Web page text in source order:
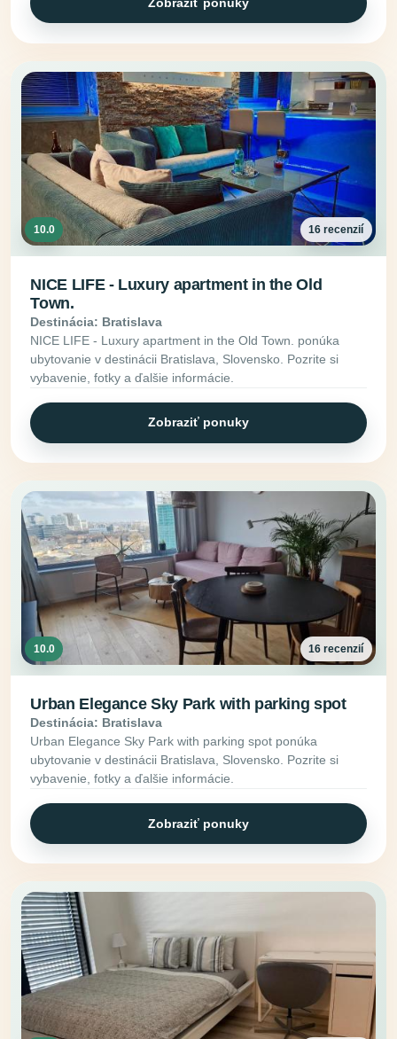
10.0 16 recenzií
NICE LIFE - Luxury apartment in the Old
Town.
Destinácia: Bratislava
NICE LIFE - Luxury apartment in the Old Town. ponúka
ubytovanie v destinácii Bratislava, Slovensko. Pozrite si
vybavenie, fotky a ďalšie informácie.
Zobraziť ponuky
10.0 16 recenzií
Urban Elegance Sky Park with parking spot
Destinácia: Bratislava
Urban Elegance Sky Park with parking spot ponúka
ubytovanie v destinácii Bratislava, Slovensko. Pozrite si
vybavenie, fotky a ďalšie informácie.
Zobraziť ponuky